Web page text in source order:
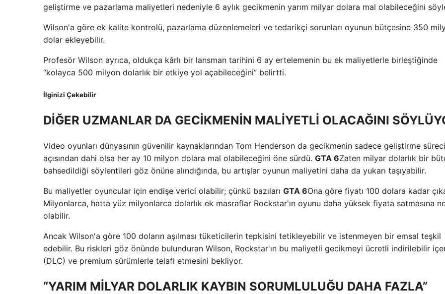
geliştirme ve pazarlama maliyetleri nedeniyle 6 aylık gecikmenin yarım milyar dolara mal olabileceğini
Wilson'a göre ek kalite kontrolü, pazarlama düzenlemeleri ve tedarikçi sorunları oyunun bütçesine 350
dolar ekleyebilir.
Profesör Wilson ayrıca, oldukça kârlı bir lansman tarihini 6 ay ertelemenin bu ek maliyetlerle birleştiğinde
“kolayca 500 milyon dolarlık bir etkiye yol açabileceğini” belirtti.
İlginizi Çekebilir
DİĞER UZMANLAR DA GECİKMENİN MALİYETLİ OLACAĞINI
Video oyunları dünyasının güvenilir kaynaklarından Tom Henderson da gecikmenin sadece geliştirme süreci
açısından dahi olsa her ay 10 milyon dolara mal olabileceğini öne sürdü. GTA 6Zaten milyar dolarlık bir
bahsedildiği söylentileri göz önüne alındığında, bu artışlar oyunun maliyetini daha da yukarı taşıyabilir.
Bu maliyetler oyuncular için endişe verici olabilir; çünkü bazıları GTA 6Ona göre fiyatı 100 dolara kadar
Milyonlarca, hatta yüz milyonlarca dolarlık ek masraflar Rockstar'ın oyunu daha yüksek fiyata satmasına
olabilir.
Ancak Wilson'a göre 100 doların aşılması tüketicilerin tepkisini tetikleyebilir ve istenmeyen bir emsal teşkil
edebilir. Bu riskleri göz önünde bulunduran Wilson, Rockstar'ın bu maliyetli gecikmeyi ücretli indirilebilir
(DLC) ve premium sürümlerle telafi etmesini bekliyor.
“YARIM MİLYAR DOLARLIK KAYBIN SORUMLULUĞU DAHA FAZLA”